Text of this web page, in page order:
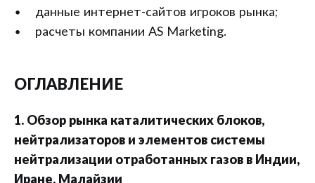
• данные интернет-сайтов игроков рынка;
• расчеты компании AS Marketing.
ОГЛАВЛЕНИЕ
1. Обзор рынка каталитических блоков,
нейтрализаторов и элементов системы
нейтрализации отработанных газов в Индии,
Иране, Малайзии